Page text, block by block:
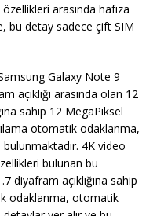
arasında hafıza
bu detay sadece çift SIM
Galaxy Note 9
açıklığı arasında olan 12
sahip 12 MegaPiksel
otomatik odaklanma,
4K video
bulunan bu
açıklığına sahip
odaklanma, otomatik